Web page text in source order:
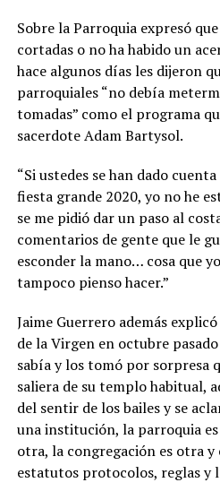
Sobre la Parroquia expresó
cortadas o no ha habido un
hace algunos días les dijeron
parroquiales “no debía
tomadas” como el programa
sacerdote Adam Bartysol.
“Si ustedes se han dado
fiesta grande 2020, yo no he
se me pidió dar un paso al
comentarios de gente que le
esconder la mano… cosa que
tampoco pienso hacer.”
Jaime Guerrero además
de la Virgen en octubre
sabía y los tomó por sorpresa
saliera de su templo habitual,
del sentir de los bailes y se
una institución, la parroquia
otra, la congregación es otra y
estatutos protocolos, reglas y